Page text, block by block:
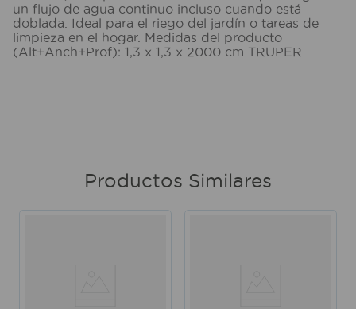
un flujo de agua continuo incluso cuando está
doblada. Ideal para el riego del jardín o tareas de
limpieza en el hogar. Medidas del producto
(Alt+Anch+Prof): 1,3 x 1,3 x 2000 cm TRUPER
Productos Similares